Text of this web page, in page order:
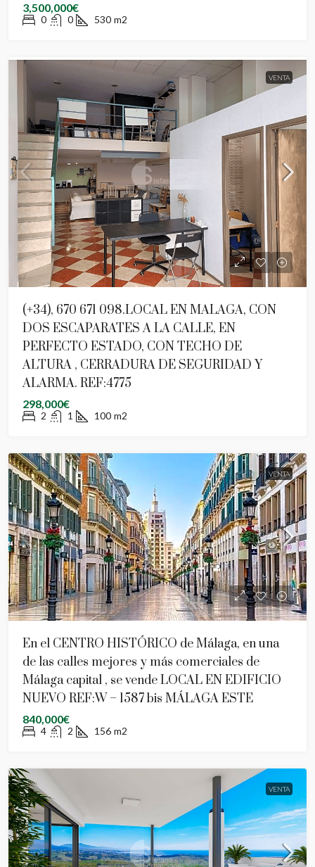
3,500,000€
0 0 530 m2
VENTA
(+34), 670 671 098.LOCAL EN MALAGA, CON
DOS ESCAPARATES A LA CALLE, EN
PERFECTO ESTADO, CON TECHO DE
ALTURA , CERRADURA DE SEGURIDAD Y
ALARMA. REF:4775
298,000€
2 1 100 m2
VENTA
En el CENTRO HISTÓRICO de Málaga, en una
de las calles mejores y más comerciales de
Málaga capital , se vende LOCAL EN EDIFICIO
NUEVO REF:W – 1587 bis MÁLAGA ESTE
840,000€
4 2 156 m2
VENTA